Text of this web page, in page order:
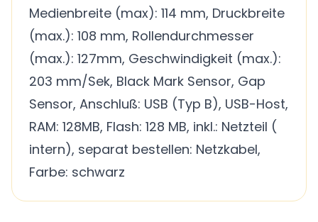
Medienbreite (max): 114 mm, Druckbreite
(max.): 108 mm, Rollendurchmesser
(max.): 127mm, Geschwindigkeit (max.):
203 mm/Sek, Black Mark Sensor, Gap
Sensor, Anschluß: USB (Typ B), USB-Host,
RAM: 128MB, Flash: 128 MB, inkl.: Netzteil (
intern), separat bestellen: Netzkabel,
Farbe: schwarz